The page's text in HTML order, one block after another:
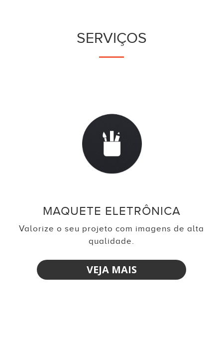
SERVIÇOS
MAQUETE ELETRÔNICA
Valorize o seu projeto com imagens de alta
qualidade.
VEJA MAIS